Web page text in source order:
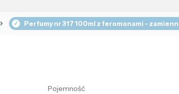
Perfumy nr 317 100ml z feromonami -
Pojemność